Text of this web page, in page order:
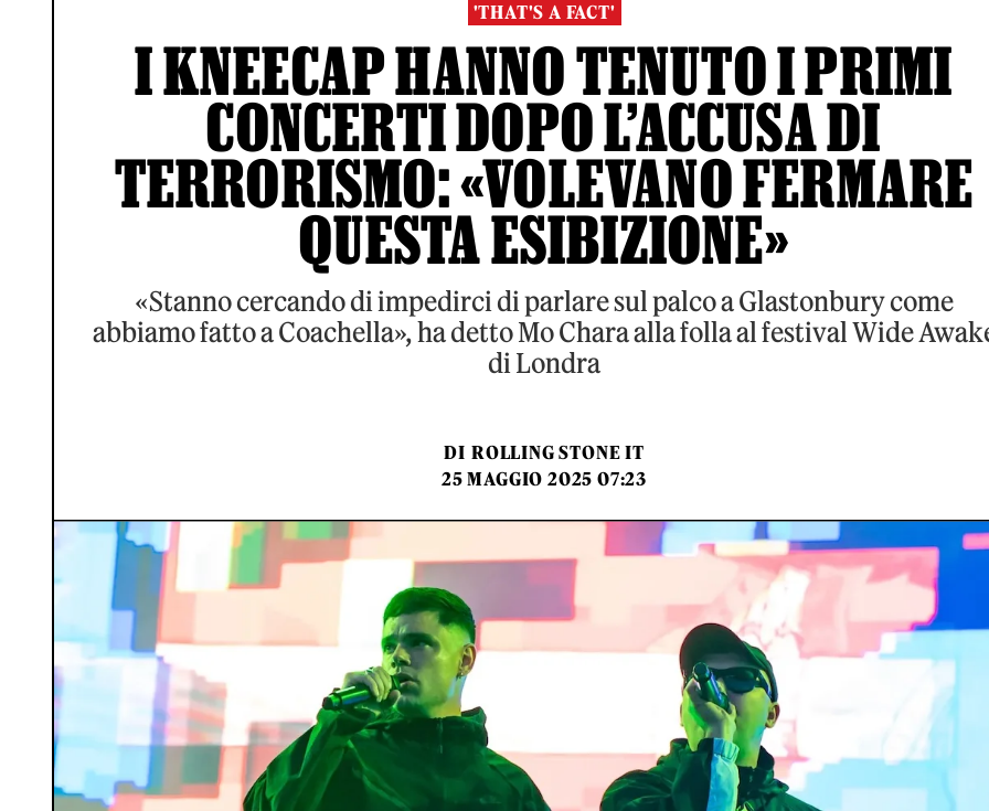
'THAT'S A FACT'
I KNEECAP HANNO TENUTO I PRIMI
CONCERTI DOPO L’ACCUSA DI
TERRORISMO: «VOLEVANO FERMARE
QUESTA ESIBIZIONE»
«Stanno cercando di impedirci di parlare sul palco a Glastonbury come
abbiamo fatto a Coachella», ha detto Mo Chara alla folla al festival Wide
di Londra
DI ROLLING STONE IT
25 MAGGIO 2025 07:23